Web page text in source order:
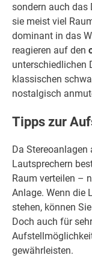
sondern auch das
sie meist viel
dominant in das
reagieren auf den
unterschiedlichen
klassischen
nostalgisch
Tipps zur
Da Stereoanlagen
Lautsprechern
Raum verteilen –
Anlage. Wenn die
stehen, können
Doch auch für
gewährleisten.